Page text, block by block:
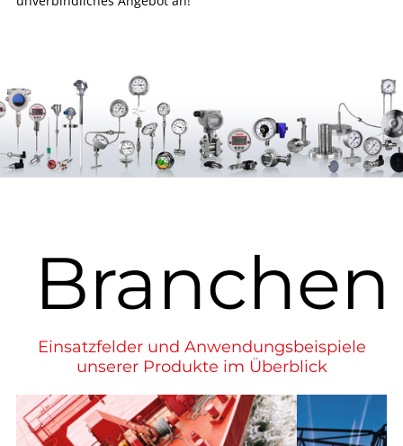
Branchen
Einsatzfelder und Anwendungsbeispiele
unserer Produkte im Überblick